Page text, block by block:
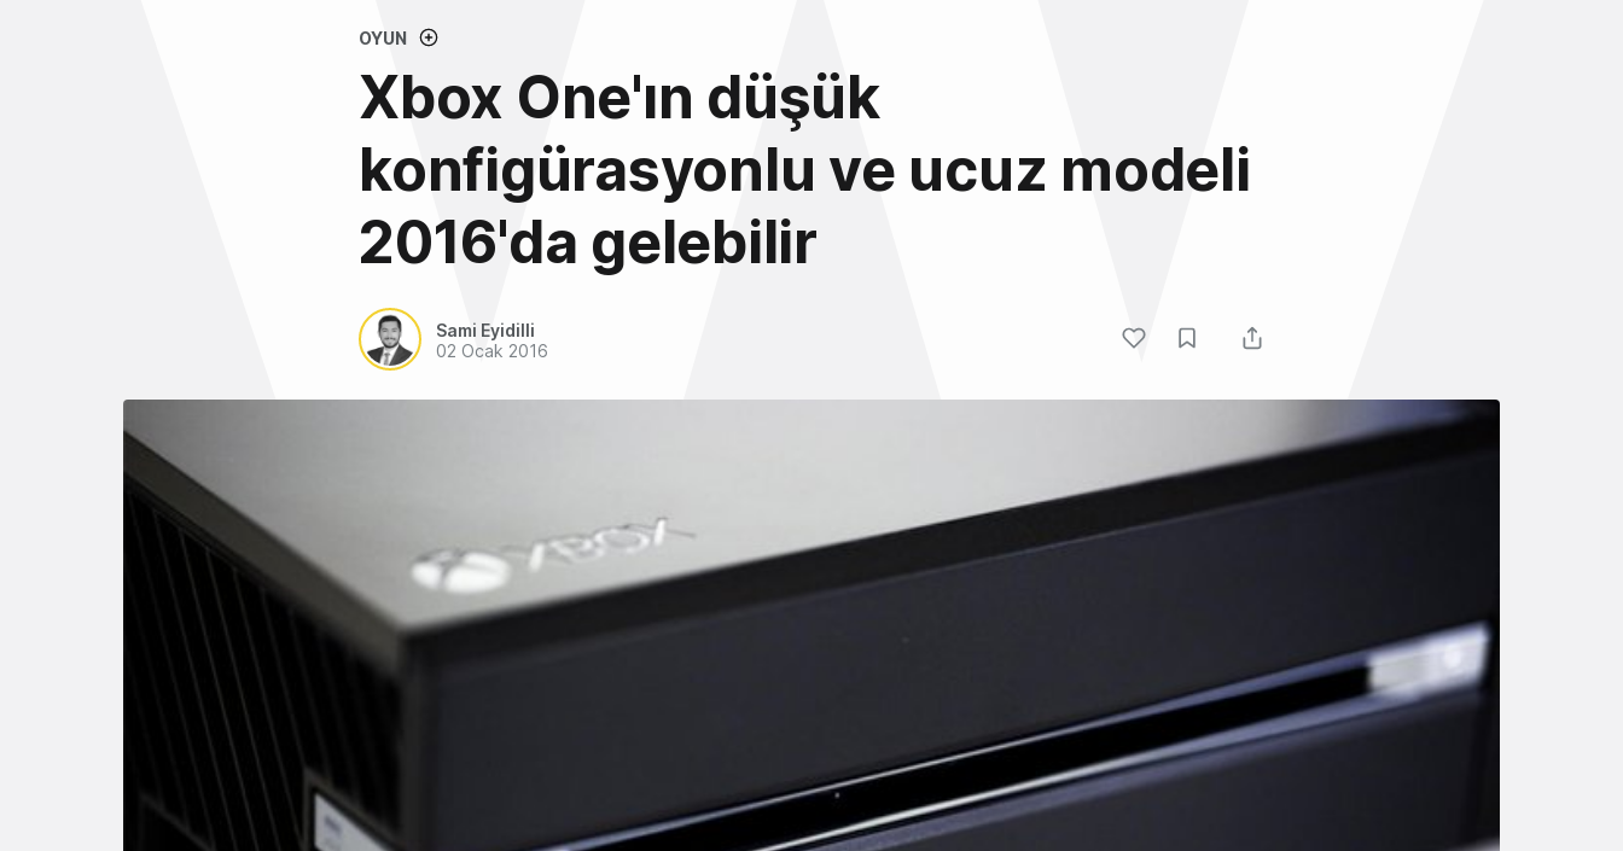
OYUN
Xbox One'ın düşük
konfigürasyonlu ve ucuz modeli
2016'da gelebilir
Sami Eyidilli
02 Ocak 2016